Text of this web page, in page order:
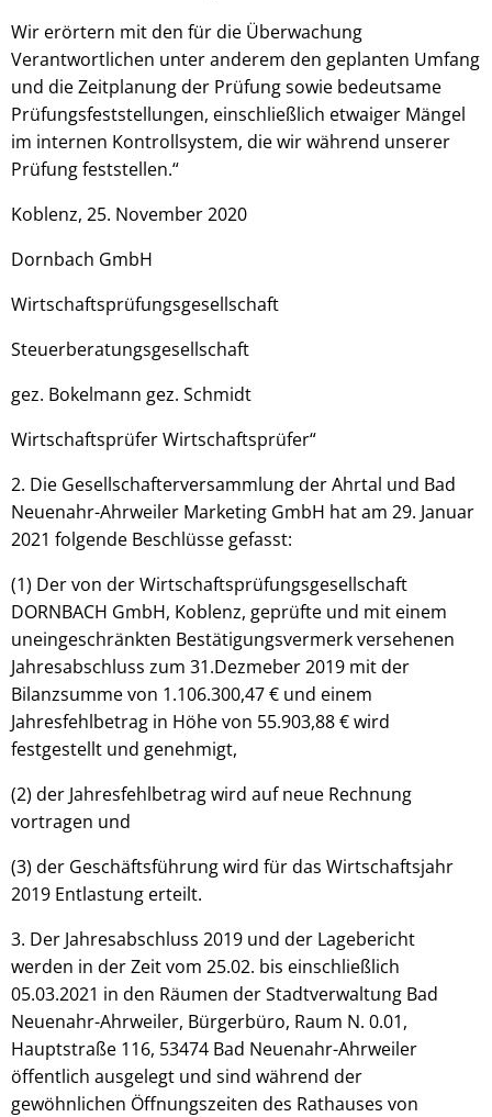
Wir erörtern mit den für die Überwachung
Verantwortlichen unter anderem den geplanten Umfang
und die Zeitplanung der Prüfung sowie bedeutsame
Prüfungsfeststellungen, einschließlich etwaiger Mängel
im internen Kontrollsystem, die wir während unserer
Prüfung feststellen.“
Koblenz, 25. November 2020
Dornbach GmbH
Wirtschaftsprüfungsgesellschaft
Steuerberatungsgesellschaft
gez. Bokelmann gez. Schmidt
Wirtschaftsprüfer Wirtschaftsprüfer“
2. Die Gesellschafterversammlung der Ahrtal und Bad
Neuenahr-Ahrweiler Marketing GmbH hat am 29. Januar
2021 folgende Beschlüsse gefasst:
(1) Der von der Wirtschaftsprüfungsgesellschaft
DORNBACH GmbH, Koblenz, geprüfte und mit einem
uneingeschränkten Bestätigungsvermerk versehenen
Jahresabschluss zum 31.Dezmeber 2019 mit der
Bilanzsumme von 1.106.300,47 € und einem
Jahresfehlbetrag in Höhe von 55.903,88 € wird
festgestellt und genehmigt,
(2) der Jahresfehlbetrag wird auf neue Rechnung
vortragen und
(3) der Geschäftsführung wird für das Wirtschaftsjahr
2019 Entlastung erteilt.
3. Der Jahresabschluss 2019 und der Lagebericht
werden in der Zeit vom 25.02. bis einschließlich
05.03.2021 in den Räumen der Stadtverwaltung Bad
Neuenahr-Ahrweiler, Bürgerbüro, Raum N. 0.01,
Hauptstraße 116, 53474 Bad Neuenahr-Ahrweiler
öffentlich ausgelegt und sind während der
gewöhnlichen Öffnungszeiten des Rathauses von